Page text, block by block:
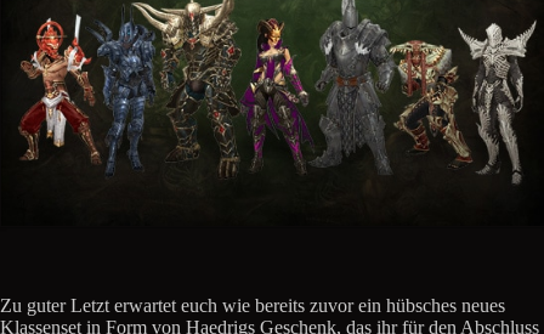
Zu guter Letzt erwartet euch wie bereits zuvor ein hübsches neues
Klassenset in Form von Haedrigs Geschenk, das ihr für den Abschluss